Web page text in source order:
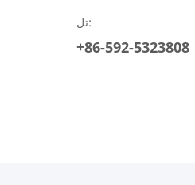
تل:
+86-592-5323808